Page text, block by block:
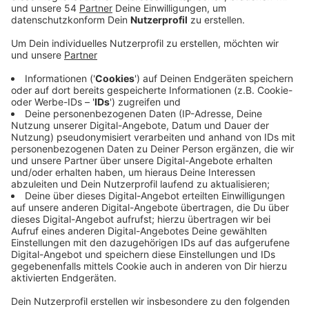
Demnach kan die Stadt Mönchengladbach im Moment
nur im Rahmen von Förderprogrammen gezielte
Maßnahmen zum Glasfaserausbau anstoßen. Um
Gigabit-City zu werden müssten Telekommunikations
Infrastrukturanbieter, wie die Telekom, alle Adressen
bei uns mit Glasfaserkabeln erschließen. Im Moment
würden die verschiedenen Anbieter aber unnötige
Doppelstrukturen aufbauen. Besonders in den
Innenstädten erschwere das einen flächendeckenden
Glasfaserausbau. Insgesamt stünden die Chancen aber
gut, dass man bis 2030 eine flächendeckende Gigabit-
Infrastruktur über den privatwirtschaftlichen Markt
aufbauen könne, so das Papier. Für eine noch
schnellere reine flächendeckende Glasfaseranbindung,